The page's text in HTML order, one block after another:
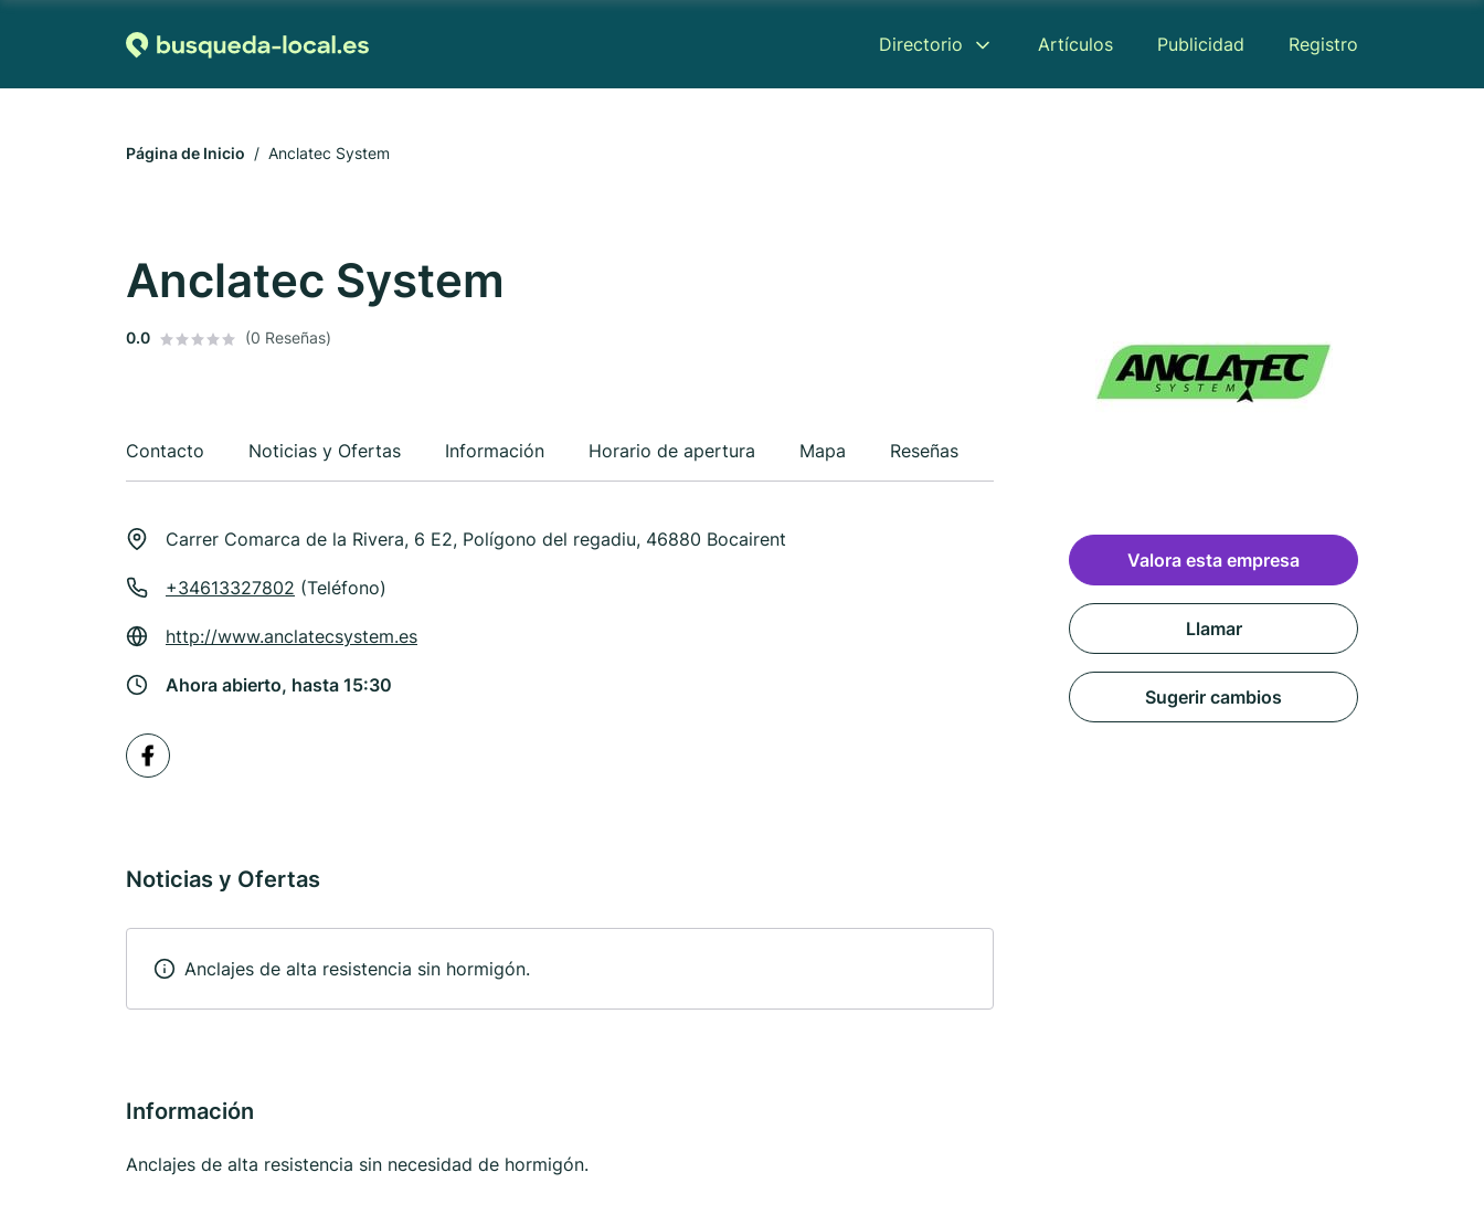
Directorio Artículos Publicidad Registro
Página de Inicio Anclatec System
Anclatec System
0.0 (0 Reseñas)
Contacto Noticias y Ofertas Información Horario de apertura Mapa Reseñas
Carrer Comarca de la Rivera, 6 E2, Polígono del regadiu, 46880 Bocairent
+34613327802 (Teléfono)
http://www.anclatecsystem.es
Ahora abierto, hasta 15:30
Noticias y Ofertas
Anclajes de alta resistencia sin hormigón.
Información
Anclajes de alta resistencia sin necesidad de hormigón.
Valora esta empresa
Llamar
Sugerir cambios